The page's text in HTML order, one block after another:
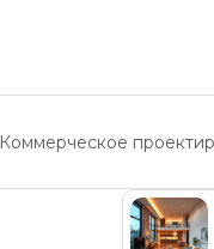
Коммерческое